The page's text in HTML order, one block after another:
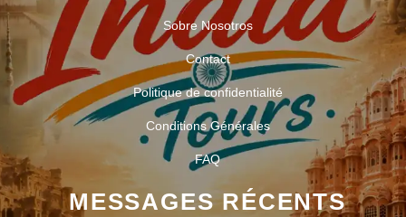
Sobre Nosotros
Contact
Politique de confidentialité
Conditions Générales
FAQ
MESSAGES RÉCENTS